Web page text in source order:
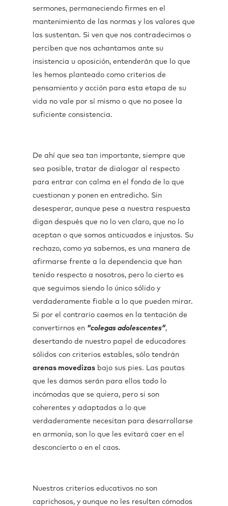
sermones, permaneciendo firmes en el
mantenimiento de las normas y los valores que
las sustentan. Si ven que nos contradecimos o
perciben que nos achantamos ante su
insistencia u oposición, entenderán que lo que
les hemos planteado como criterios de
pensamiento y acción para esta etapa de su
vida no vale por sí mismo o que no posee la
suficiente consistencia.
De ahí que sea tan importante, siempre que
sea posible, tratar de dialogar al respecto
para entrar con calma en el fondo de lo que
cuestionan y ponen en entredicho. Sin
desesperar, aunque pese a nuestra respuesta
digan después que no lo ven claro, que no lo
aceptan o que somos anticuados e injustos. Su
rechazo, como ya sabemos, es una manera de
afirmarse frente a la dependencia que han
tenido respecto a nosotros, pero lo cierto es
que seguimos siendo lo único sólido y
verdaderamente fiable a lo que pueden mirar.
Si por el contrario caemos en la tentación de
convertirnos en “colegas adolescentes”,
desertando de nuestro papel de educadores
sólidos con criterios estables, sólo tendrán
arenas movedizas bajo sus pies. Las pautas
que les damos serán para ellos todo lo
incómodas que se quiera, pero si son
coherentes y adaptadas a lo que
verdaderamente necesitan para desarrollarse
en armonía, son lo que les evitará caer en el
desconcierto o en el caos.
Nuestros criterios educativos no son
caprichosos, y aunque no les resulten cómodos